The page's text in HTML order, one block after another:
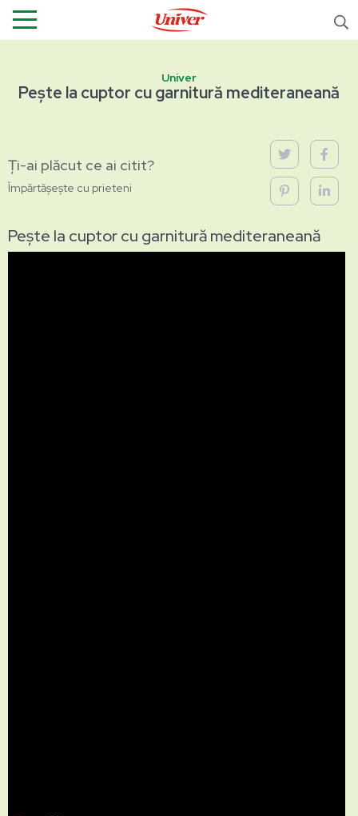
Univer
Pește la cuptor cu garnitură mediteraneană
Ți-ai plăcut ce ai citit?
Împărtășește cu prieteni
Pește la cuptor cu garnitură mediteraneană